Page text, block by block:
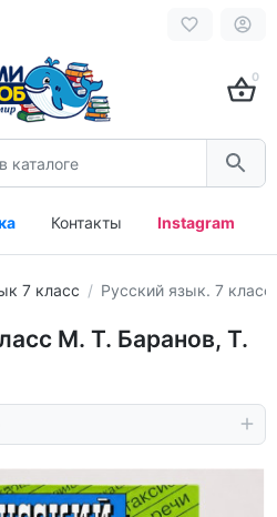
0
Контакты Instagram
7 класс Русский язык. 7
М. Т. Баранов, Т.